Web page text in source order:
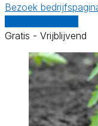
Bezoek
Gratis - Vrijblijvend